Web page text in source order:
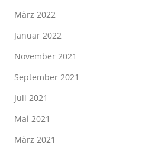
März 2022
Januar 2022
November 2021
September 2021
Juli 2021
Mai 2021
März 2021